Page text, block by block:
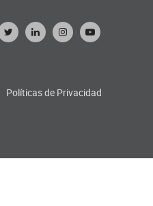
Políticas de Privacidad